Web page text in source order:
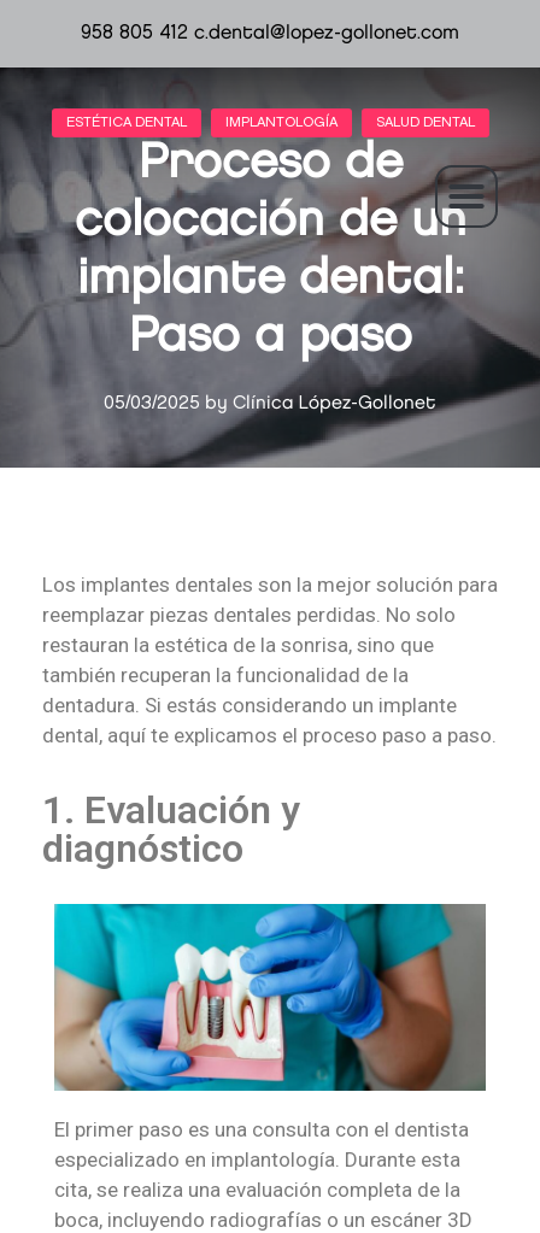
958 805 412 c.dental@lopez-gollonet.com
Proceso de
colocación de un
implante dental:
Paso a paso
05/03/2025 by Clínica López-Gollonet
Los implantes dentales son la mejor solución para
reemplazar piezas dentales perdidas. No solo
restauran la estética de la sonrisa, sino que
también recuperan la funcionalidad de la
dentadura. Si estás considerando un implante
dental, aquí te explicamos el proceso paso a paso.
1. Evaluación y
diagnóstico
El primer paso es una consulta con el dentista
especializado en implantología. Durante esta
cita, se realiza una evaluación completa de la
boca, incluyendo radiografías o un escáner 3D